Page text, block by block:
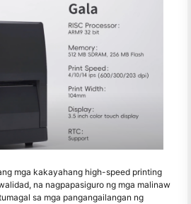
mga kakayahang high-speed printing
na nagpapasiguro ng mga malinaw
sa mga pangangailangan ng